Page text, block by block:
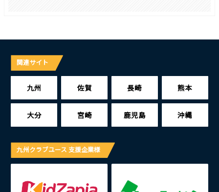
関連サイト
九州 佐賀 長崎 熊本
大分 宮崎 鹿児島 沖縄
九州クラブユース 支援企業様